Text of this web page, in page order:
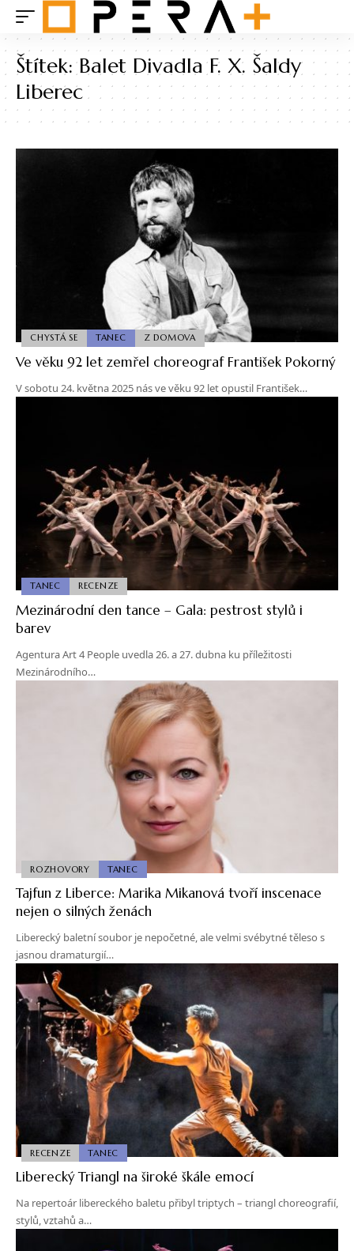
Štítek:Balet Divadla F. X. Šaldy
Liberec
CHYSTÁ SE TANEC Z DOMOVA
Ve věku 92 let zemřel choreograf František Pokorný
V sobotu 24. května 2025 nás ve věku 92 let opustil František…
TANEC RECENZE
Mezinárodní den tance – Gala: pestrost stylů i
barev
Agentura Art 4 People uvedla 26. a 27. dubna ku příležitosti
Mezinárodního…
ROZHOVORY TANEC
Tajfun z Liberce: Marika Mikanová tvoří inscenace
nejen o silných ženách
Liberecký baletní soubor je nepočetné, ale velmi svébytné těleso s
jasnou dramaturgií…
RECENZE TANEC
Liberecký Triangl na široké škále emocí
Na repertoár libereckého baletu přibyl triptych – triangl choreografií,
stylů, vztahů a…